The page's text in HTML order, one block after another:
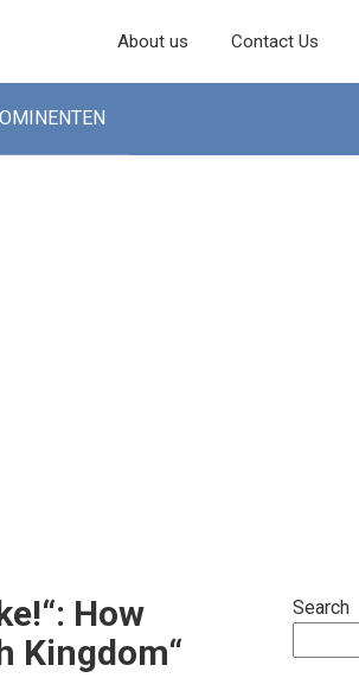
About us Contact Us
How
Kingdom“
Search